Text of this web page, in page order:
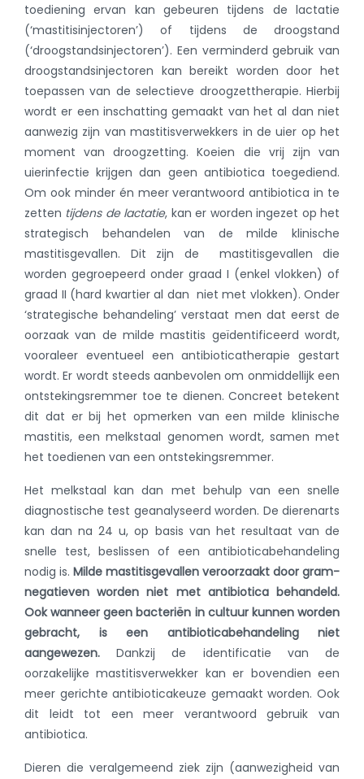
toediening ervan kan gebeuren tijdens de lactatie
(‘mastitisinjectoren’) of tijdens de droogstand
(‘droogstandsinjectoren’). Een verminderd gebruik van
droogstandsinjectoren kan bereikt worden door het
toepassen van de selectieve droogzettherapie. Hierbij
wordt er een inschatting gemaakt van het al dan niet
aanwezig zijn van mastitisverwekkers in de uier op het
moment van droogzetting. Koeien die vrij zijn van
uierinfectie krijgen dan geen antibiotica toegediend.
Om ook minder én meer verantwoord antibiotica in te
zetten tijdens de lactatie, kan er worden ingezet op het
strategisch behandelen van de milde klinische
mastitisgevallen. Dit zijn de mastitisgevallen die
worden gegroepeerd onder graad I (enkel vlokken) of
graad II (hard kwartier al dan niet met vlokken). Onder
‘strategische behandeling’ verstaat men dat eerst de
oorzaak van de milde mastitis geïdentificeerd wordt,
vooraleer eventueel een antibioticatherapie gestart
wordt. Er wordt steeds aanbevolen om onmiddellijk een
ontstekingsremmer toe te dienen. Concreet betekent
dit dat er bij het opmerken van een milde klinische
mastitis, een melkstaal genomen wordt, samen met
het toedienen van een ontstekingsremmer.
Het melkstaal kan dan met behulp van een snelle
diagnostische test geanalyseerd worden. De dierenarts
kan dan na 24 u, op basis van het resultaat van de
snelle test, beslissen of een antibioticabehandeling
nodig is. Milde mastitisgevallen veroorzaakt door gram-
negatieven worden niet met antibiotica behandeld.
Ook wanneer geen bacteriën in cultuur kunnen worden
gebracht, is een antibioticabehandeling niet
aangewezen. Dankzij de identificatie van de
oorzakelijke mastitisverwekker kan er bovendien een
meer gerichte antibioticakeuze gemaakt worden. Ook
dit leidt tot een meer verantwoord gebruik van
antibiotica.
Dieren die veralgemeend ziek zijn (aanwezigheid van